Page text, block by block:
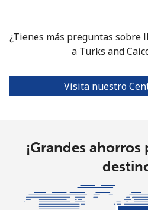
Celular
Línea fija ⁦32.5¢⁩
Tuvalu
country
⁦225.9¢⁩
¿Tienes más preguntas sobre
a Turks and
Visita nuestro
¡Grandes